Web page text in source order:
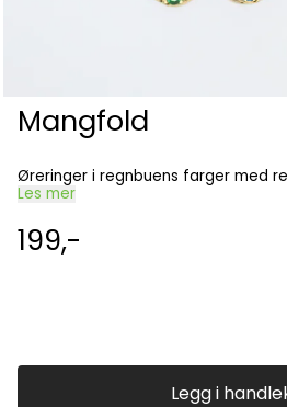
Mangfold
Øreringer i regnbuens farger med
Les mer
199,-
Legg i